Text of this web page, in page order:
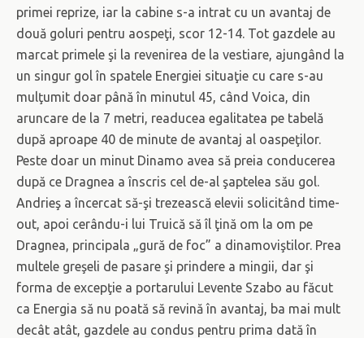
primei reprize, iar la cabine s-a intrat cu un avantaj de
două goluri pentru aospeţi, scor 12-14. Tot gazdele au
marcat primele şi la revenirea de la vestiare, ajungând la
un singur gol în spatele Energiei situaţie cu care s-au
mulţumit doar până în minutul 45, când Voica, din
aruncare de la 7 metri, readucea egalitatea pe tabelă
după aproape 40 de minute de avantaj al oaspeţilor.
Peste doar un minut Dinamo avea să preia conducerea
după ce Dragnea a înscris cel de-al şaptelea său gol.
Andrieş a încercat să-şi trezească elevii solicitând time-
out, apoi cerându-i lui Truică să îl ţină om la om pe
Dragnea, principala „gură de foc” a dinamoviştilor. Prea
multele greşeli de pasare şi prindere a mingii, dar şi
forma de excepţie a portarului Levente Szabo au făcut
ca Energia să nu poată să revină în avantaj, ba mai mult
decât atât, gazdele au condus pentru prima dată în